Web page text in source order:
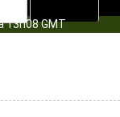
13h08 GMT